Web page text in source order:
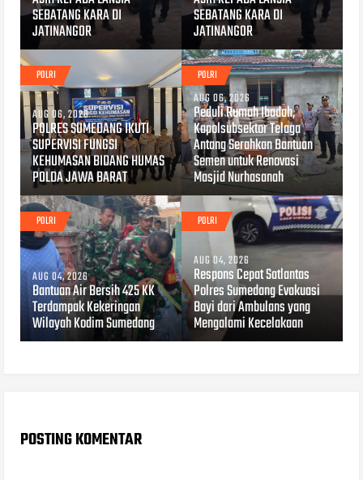
SEBATANG KARA DI
JATINANGOR
SEBATANG KARA DI
JATINANGOR
POLRI
AUG 06, 2026
POLRES SUMEDANG IKUTI
SUPERVISI FUNGSI
KEHUMASAN BIDANG HUMAS
POLDA JAWA BARAT
POLRI
AUG 06, 2026
Peduli Rumah Ibadah,
Kapolsubsektor Telaga
Antang Serahkan Bantuan
Semen untuk Renovasi
Masjid Nurhasanah
POLRI
AUG 04, 2026
Bantuan Air Bersih 425 KK
Terdampak Kekeringan
Wilayah Kodim Sumedang
POLRI
AUG 04, 2026
Respons Cepat Satlantas
Polres Sumedang Evakuasi
Bayi dari Ambulans yang
Mengalami Kecelakaan
POSTING KOMENTAR